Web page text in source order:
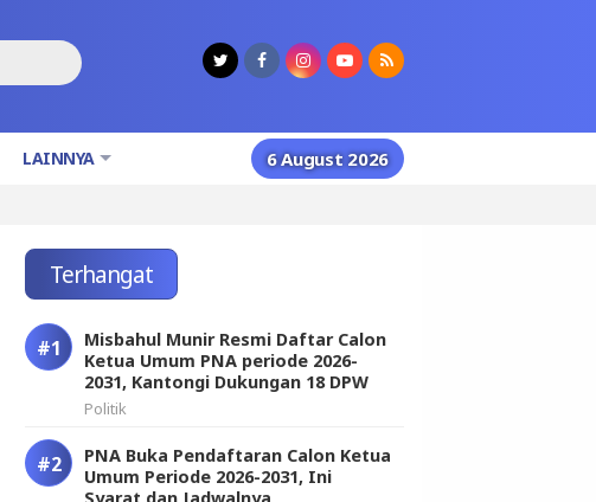
LAINNYA 6 August 2026
Terhangat
Misbahul Munir Resmi Daftar Calon
Ketua Umum PNA periode 2026-
2031, Kantongi Dukungan 18 DPW
Politik
PNA Buka Pendaftaran Calon Ketua
Umum Periode 2026-2031, Ini